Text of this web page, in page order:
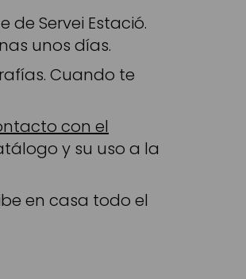
Servei Estació.
unos días.
Cuando te
con el
y su uso a la
en casa todo el